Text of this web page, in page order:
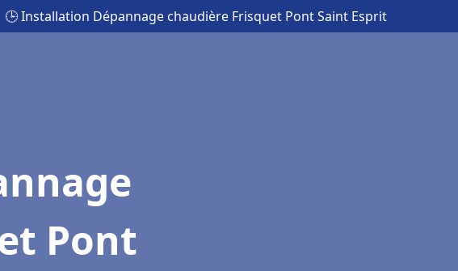
🕒 Installation Dépannage chaudière Frisquet Pont Saint Esprit
Pont